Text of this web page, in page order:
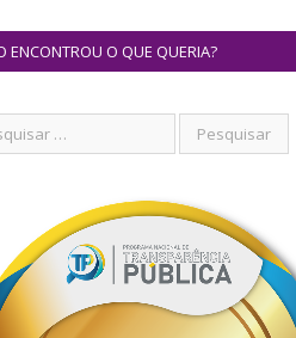
ENCONTROU O QUE QUERIA?